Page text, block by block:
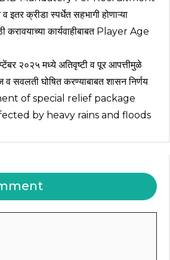
r
st
इतर क्रीडा स्पर्धेत सहभागी होणाऱ्या
करावयाच्या कार्यवाहीबाबत Player Age
२०२५ मध्ये अतिवृष्टी व पूर आपत्तीमुळे
व सवलती घोषित करण्याबाबत शासन निर्णय
of special relief package
by heavy rains and floods